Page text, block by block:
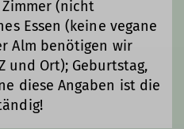
findet ihr
Winter 2025-
Zimmer (nicht
Essen (keine vegane
Alm benötigen wir
und Ort); Geburtstag,
diese Angaben ist die